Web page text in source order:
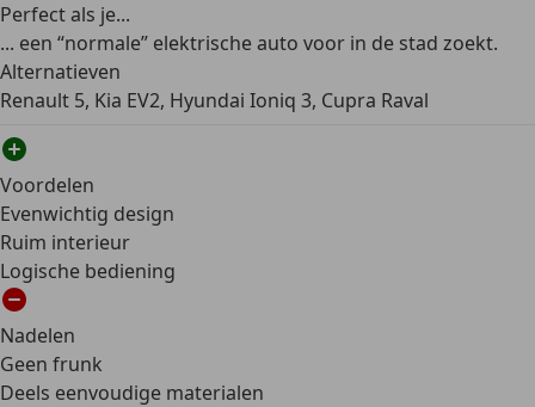
Perfect als je...
... een “normale” elektrische auto voor in de stad zoekt.
Alternatieven
Renault 5, Kia EV2, Hyundai Ioniq 3, Cupra Raval
Voordelen
Evenwichtig design
Ruim interieur
Logische bediening
Nadelen
Geen frunk
Deels eenvoudige materialen